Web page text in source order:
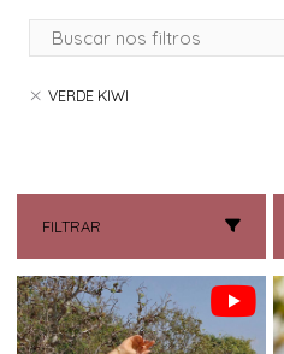
VERDE KIWI
FILTRAR